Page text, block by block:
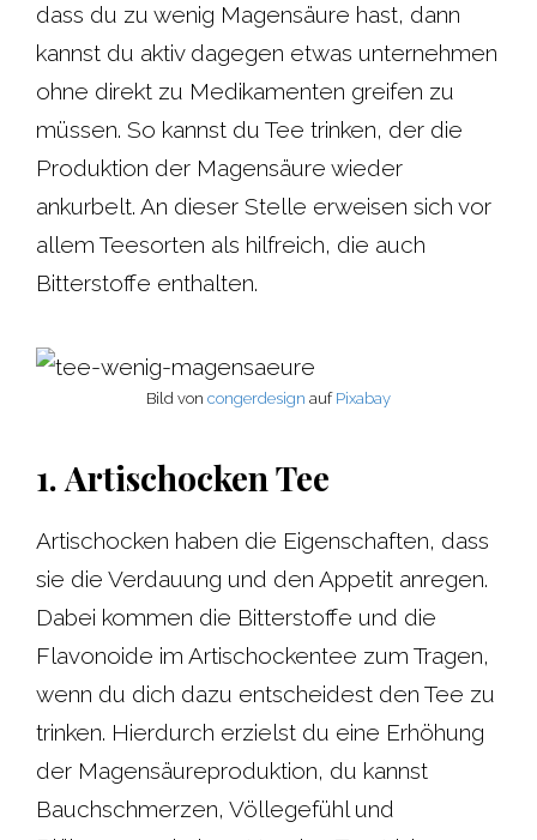
dass du zu wenig Magensäure hast, dann
kannst du aktiv dagegen etwas unternehmen
ohne direkt zu Medikamenten greifen zu
müssen. So kannst du Tee trinken, der die
Produktion der Magensäure wieder
ankurbelt. An dieser Stelle erweisen sich vor
allem Teesorten als hilfreich, die auch
Bitterstoffe enthalten.
Bild von congerdesign auf Pixabay
1. Artischocken Tee
Artischocken haben die Eigenschaften, dass
sie die Verdauung und den Appetit anregen.
Dabei kommen die Bitterstoffe und die
Flavonoide im Artischockentee zum Tragen,
wenn du dich dazu entscheidest den Tee zu
trinken. Hierdurch erzielst du eine Erhöhung
der Magensäureproduktion, du kannst
Bauchschmerzen, Völlegefühl und